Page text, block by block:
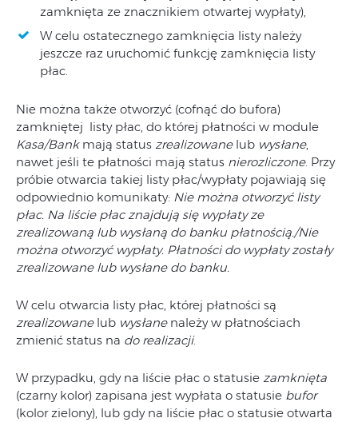
zamknięta ze znacznikiem otwartej wypłaty),
W celu ostatecznego zamknięcia listy należy
jeszcze raz uruchomić funkcję zamknięcia listy
płac.
Nie można także otworzyć (cofnąć do bufora)
zamkniętej listy płac, do której płatności w module
Kasa/Bankmają status zrealizowanelub wysłane,
nawet jeśli te płatności mają status nierozliczone. Przy
próbie otwarcia takiej listy płac/wypłaty pojawiają się
odpowiednio komunikaty: Nie można otworzyć listy
płac. Na liście płac znajdują się wypłaty ze
zrealizowaną lub wysłaną do banku płatnością./Nie
można otworzyć wypłaty. Płatności do wypłaty zostały
zrealizowane lub wysłane do banku.
W celu otwarcia listy płac, której płatności są
zrealizowanelub wysłanenależy w płatnościach
zmienić status na do realizacji.
W przypadku, gdy na liście płac o statusie zamknięta
(czarny kolor) zapisana jest wypłata o statusie bufor
(kolor zielony), lub gdy na liście płac o statusie otwarta